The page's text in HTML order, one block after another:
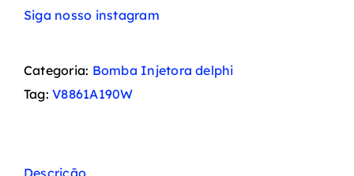
Siga nosso instagram
Categoria: Bomba Injetora delphi
Tag:V8861A190W